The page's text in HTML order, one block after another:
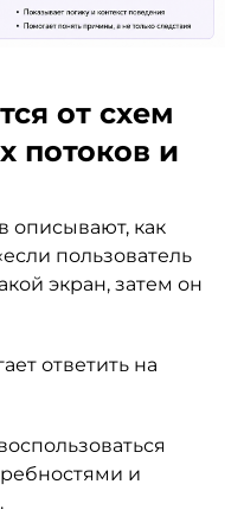
от схем
потоков и
описывают, как
пользователь
экран, затем он
ответить на
и